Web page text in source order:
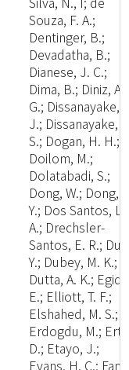
Souza, F. A.;
Dentinger, B.;
Devadatha, B.;
Dianese, J. C.;
Dima, B.; Diniz, A.
G.; Dissanayake,
J.; Dissanayake,
S.; Dogan, H. H.;
Doilom, M.;
Dolatabadi, S.;
Dong, W.; Dong,
Y.; Dos Santos, L.
A.; Drechsler-
Santos, E. R.; Du,
Y.; Dubey, M. K.;
Dutta, A. K.; Egidi,
E.; Elliott, T. F.;
Elshahed, M. S.;
Erdogdu, M.;
D.; Etayo, J.;
Evans, H. C.; Fan,